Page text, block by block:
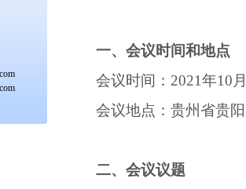
一、会议时间和地点
会议时间： 2021年10
会议地点：贵州省贵
二、会议议题